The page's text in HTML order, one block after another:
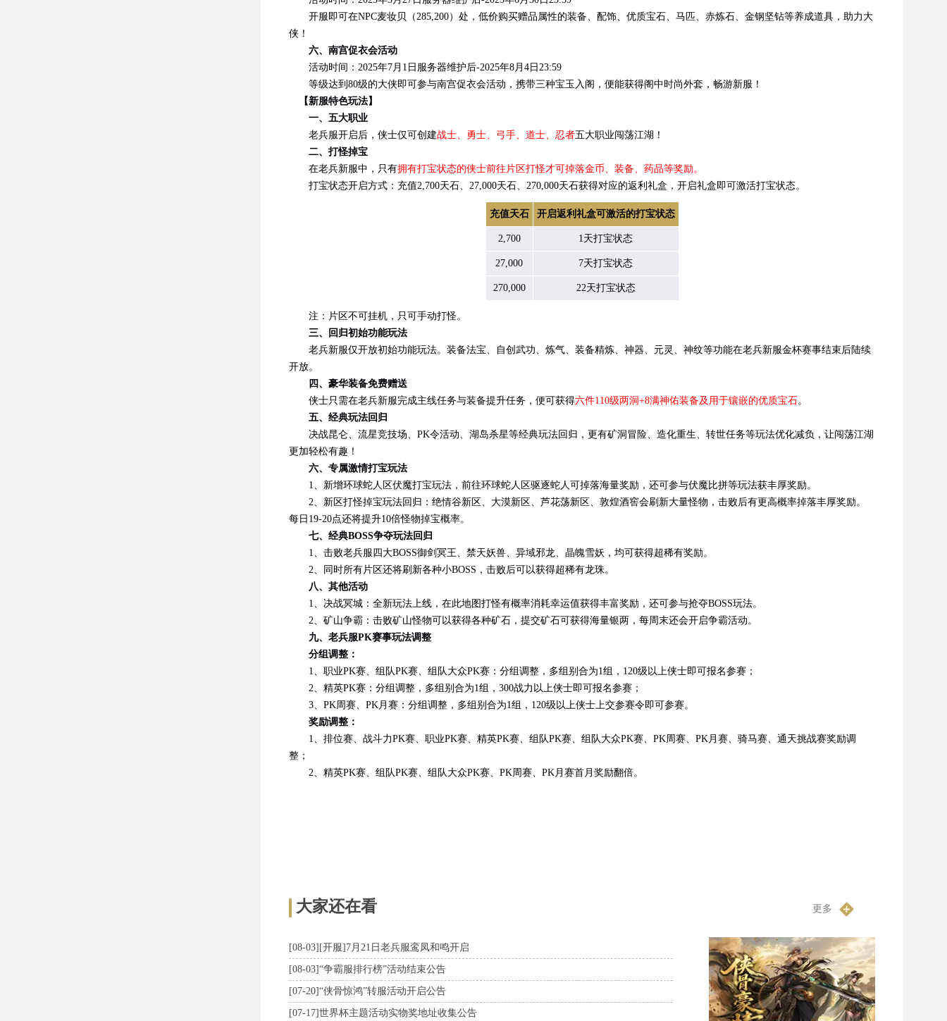
开服即可在NPC麦妆贝（285,200）处，低价购买赠品属性的装备、配饰、优质宝石、马匹、赤炼石、金钢坚钻等养成道具，助力大
侠！
六、南宫促衣会活动
活动时间： 2025年7月1日服务器维护后-2025年8月4日23:59
等级达到80级的大侠即可参与南宫促衣会活动，携带三种宝玉入阁，便能获得阁中时尚外套，畅游新服！
【新服特色玩法】
一、五大职业
老兵服开启后，侠士仅可创建战士、勇士、弓手、道士、忍者五大职业闯荡江湖！
二、打怪掉宝
在老兵新服中，只有拥有打宝状态的侠士前往片区打怪才可掉落金币、装备、药品等奖励。
打宝状态开启方式：充值2,700天石、27,000天石、270,000天石获得对应的返利礼盒，开启礼盒即可激活打宝状态。
充值天石 开启返利礼盒可激活的打宝状态
2,700 1天打宝状态
27,000 7天打宝状态
270,000 22天打宝状态
注：片区不可挂机，只可手动打怪。
三、回归初始功能玩法
老兵新服仅开放初始功能玩法。装备法宝、自创武功、炼气、装备精炼、神器、元灵、神纹等功能在老兵新服金杯赛事结束后陆续
开放。
四、豪华装备免费赠送
侠士只需在老兵新服完成主线任务与装备提升任务，便可获得六件110级两洞+8满神佑装备及用于镶嵌的优质宝石。
五、经典玩法回归
决战昆仑、流星竞技场、PK令活动、湖岛杀星等经典玩法回归，更有矿洞冒险、造化重生、转世任务等玩法优化减负，让闯荡江湖
更加轻松有趣！
六、 专属激情打宝玩法
1、新增环球蛇人区伏魔打宝玩法，前往环球蛇人区驱逐蛇人可掉落海量奖励，还可参与伏魔比拼等玩法获丰厚奖励。
2、新区打怪掉宝玩法回归：绝情谷新区、大漠新区、芦花荡新区、敦煌酒窖会刷新大量怪物，击败后有更高概率掉落丰厚奖励。
每日19-20点还将提升10倍怪物掉宝概率。
七、 经典BOSS争夺玩法回归
1、击败老兵服四大BOSS御剑冥王、禁天妖兽、异域邪龙、晶魄雪妖，均可获得超稀有奖励。
2、同时所有片区还将刷新各种小BOSS，击败后可以获得超稀有龙珠。
八、 其他活动
1、决战冥城：全新玩法上线，在此地图打怪有概率消耗幸运值获得丰富奖励，还可参与抢夺BOSS玩法。
2、矿山争霸：击败矿山怪物可以获得各种矿石，提交矿石可获得海量银两，每周末还会开启争霸活动。
九、老兵服PK赛事玩法调整
分组调整：
1、职业PK赛、组队PK赛、组队大众PK赛：分组调整，多组别合为1组，120级以上侠士即可报名参赛；
2、精英PK赛：分组调整，多组别合为1组，300战力以上侠士即可报名参赛；
3、PK周赛、PK月赛：分组调整，多组别合为1组，120级以上侠士上交参赛令即可参赛。
奖励调整：
1、排位赛、战斗力PK赛、职业PK赛、精英PK赛、组队PK赛、组队大众PK赛、PK周赛、PK月赛、骑马赛、通天挑战赛奖励调
整；
2、精英PK赛、组队PK赛、组队大众PK赛、PK周赛、PK月赛首月奖励翻倍。
大家还在看 更多
[08-03] [开服]7月21日老兵服鸾凤和鸣开启
[08-03]“争霸服排行榜”活动结束公告
[07-20]“侠骨惊鸿”转服活动开启公告
[07-17]世界杯主题活动实物奖地址收集公告